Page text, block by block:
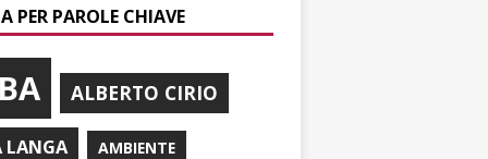
PER PAROLE CHIAVE
ALBERTO CIRIO
LANGA AMBIENTE